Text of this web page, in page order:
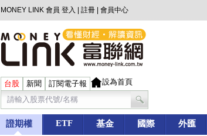
MONEY LINK 會員 登入 註冊 會員中心
台股 新聞 訂閱電子報 設為首頁
證期權 ETF 基金 國際 外匯